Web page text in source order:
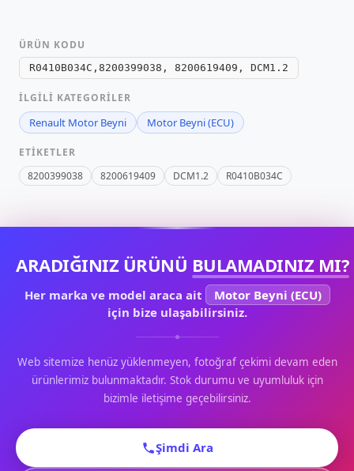
ÜRÜN KODU
R0410B034C,8200399038, 8200619409, DCM1.2
İLGILI KATEGORILER
Renault Motor Beyni Motor Beyni (ECU)
ETIKETLER
8200399038
8200619409 DCM1.2 R0410B034C
ARADIĞINIZ ÜRÜNÜ BULAMADINIZ MI?
Her marka ve model araca ait
Motor Beyni (ECU)
için bize ulaşabilirsiniz.
Web sitemize henüz yüklenmeyen, fotoğraf çekimi devam eden
ürünlerimiz bulunmaktadır. Stok durumu ve uyumluluk için
bizimle iletişime geçebilirsiniz.
Şimdi Ara